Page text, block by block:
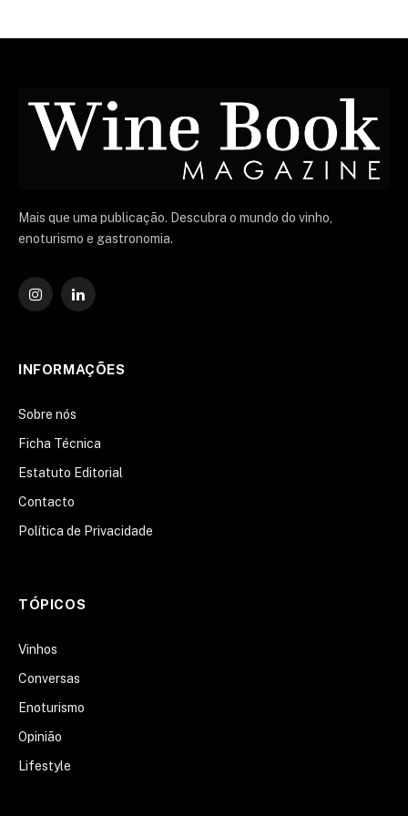
Mais que uma publicação. Descubra o mundo do vinho,
enoturismo e gastronomia.
Instagram
O
INFORMAÇÕES
Sobre nós
Ficha Técnica
Estatuto Editorial
Contacto
Política de Privacidade
TÓPICOS
Vinhos
Conversas
Enoturismo
Opinião
Lifestyle